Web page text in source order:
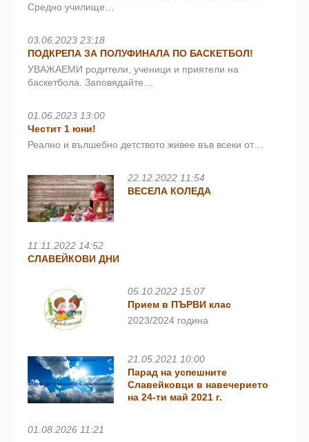
Средно училище…
03.06.2023 23:18
ПОДКРЕПА ЗА ПОЛУФИНАЛА ПО БАСКЕТБОЛ!
УВАЖАЕМИ родители, ученици и приятели на
баскетбола. Заповядайте…
01.06.2023 13:00
Честит 1 юни!
Реално и вълшебно детството живее във всеки от…
22.12.2022 11:54
ВЕСЕЛА КОЛЕДА
11.11.2022 14:52
СЛАВЕЙКОВИ ДНИ
05.10.2022 15:07
Прием в ПЪРВИ клас
2023/2024 година
21.05.2021 10:00
Парад на успешните
Славейковци в навечерието
на 24-ти май 2021 г.
01.08.2026 11:21